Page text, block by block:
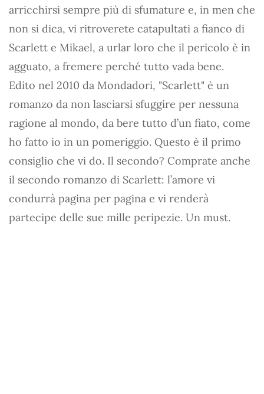
arricchirsi sempre più di sfumature e, in men che
non si dica, vi ritroverete catapultati a fianco di
Scarlett e Mikael, a urlar loro che il pericolo è in
agguato, a fremere perché tutto vada bene.
Edito nel 2010 da Mondadori, "Scarlett" è un
romanzo da non lasciarsi sfuggire per nessuna
ragione al mondo, da bere tutto d’un fiato, come
ho fatto io in un pomeriggio. Questo è il primo
consiglio che vi do. Il secondo? Comprate anche
il secondo romanzo di Scarlett: l’amore vi
condurrà pagina per pagina e vi renderà
partecipe delle sue mille peripezie. Un must.